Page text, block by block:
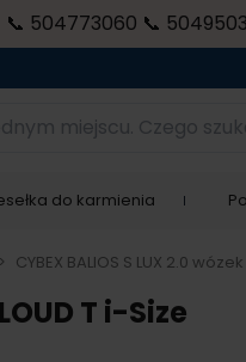
504773060 📞
miejscu. Czego
do karmienia
> CYBEX BALIOS S LUX 2.0
T i-Size